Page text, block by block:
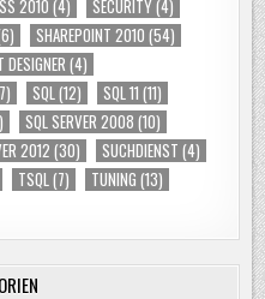
2010 (4) SECURITY(4)
SHAREPOINT 2010 (54)
DESIGNER(4)
SQL (12) SQL 11 (11)
SQL SERVER 2008 (10)
2012(30) SUCHDIENST (4)
TSQL (7) TUNING (13)